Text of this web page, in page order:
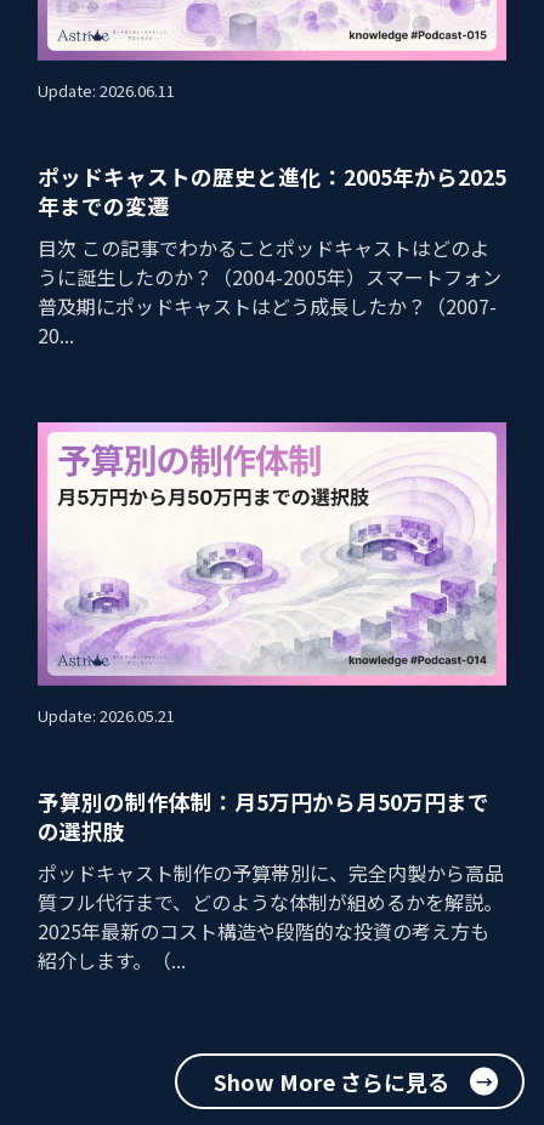
Update: 2026.06.11
ポッドキャストの歴史と進化：2005年から2025
年までの変遷
目次 この記事でわかることポッドキャストはどのよ
うに誕生したのか？（2004-2005年）スマートフォン
普及期にポッドキャストはどう成長したか？（2007-
20...
Update: 2026.05.21
予算別の制作体制：月5万円から月50万円まで
の選択肢
ポッドキャスト制作の予算帯別に、完全内製から高品
質フル代行まで、どのような体制が組めるかを解説。
2025年最新のコスト構造や段階的な投資の考え方も
紹介します。（...
Show More さらに見る